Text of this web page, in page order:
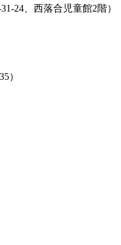
24、西落合児童館2階）
）